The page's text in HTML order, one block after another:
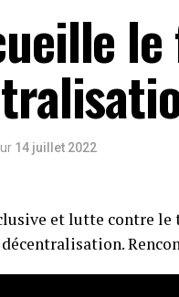
14 juillet 2022
et lutte contre